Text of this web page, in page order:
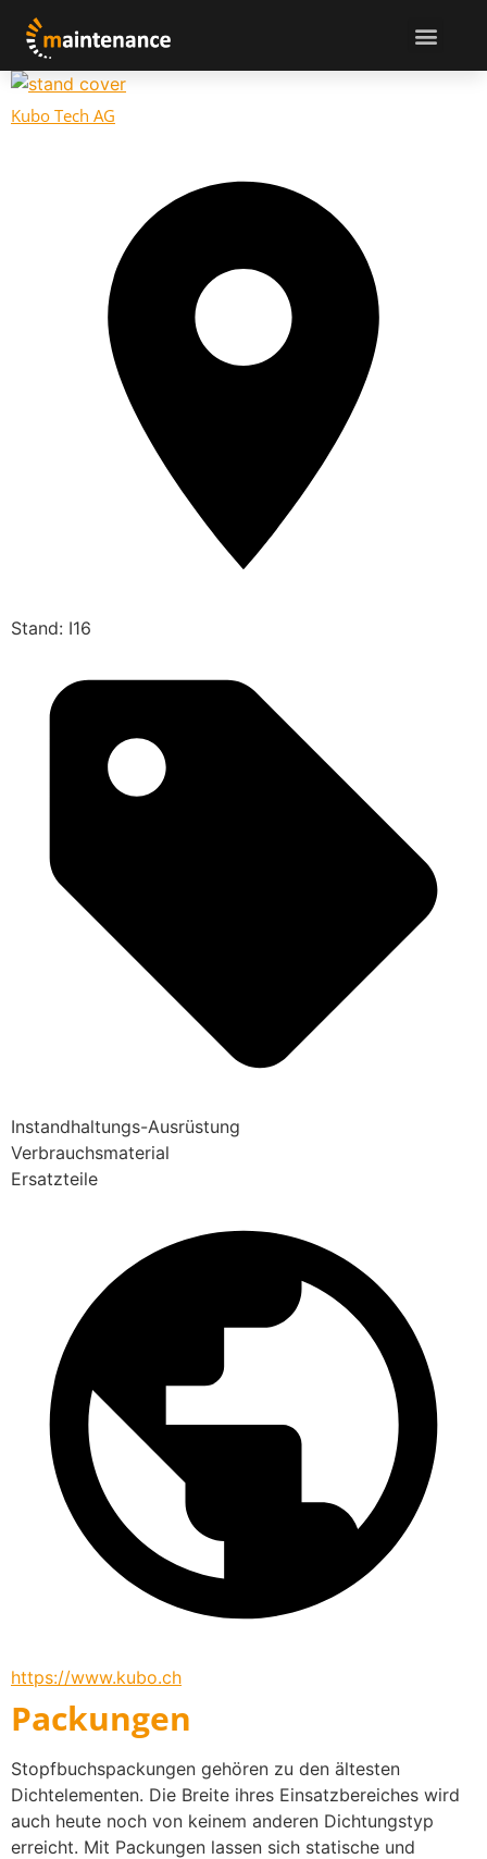
Kubo Tech AG
Stand: I16
Instandhaltungs-Ausrüstung
Verbrauchsmaterial
Ersatzteile
https://www.kubo.ch
Packungen
Stopfbuchspackungen gehören zu den ältesten
Dichtelementen. Die Breite ihres Einsatzbereiches wird
auch heute noch von keinem anderen Dichtungstyp
erreicht. Mit Packungen lassen sich statische und